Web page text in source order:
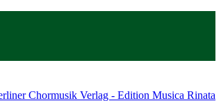
Chormusik Verlag - Edition Musica Rinata